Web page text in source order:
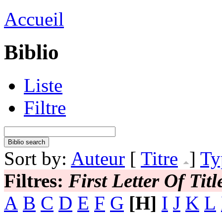
Accueil
Biblio
Liste
Filtre
Sort by: Auteur [ Titre ]
Filtres: First Letter Of
A B C D E F G [H] I J K L